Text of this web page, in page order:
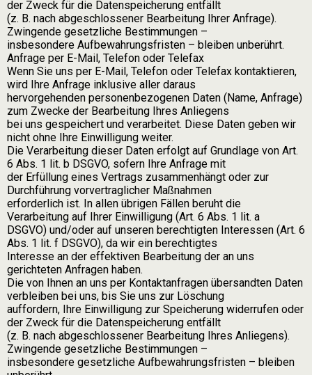
der Zweck für die Datenspeicherung entfällt
(z. B. nach abgeschlossener Bearbeitung Ihrer Anfrage).
Zwingende gesetzliche Bestimmungen –
insbesondere Aufbewahrungsfristen – bleiben unberührt.
Anfrage per E-Mail, Telefon oder Telefax
Wenn Sie uns per E-Mail, Telefon oder Telefax kontaktieren,
wird Ihre Anfrage inklusive aller daraus
hervorgehenden personenbezogenen Daten (Name, Anfrage)
zum Zwecke der Bearbeitung Ihres Anliegens
bei uns gespeichert und verarbeitet. Diese Daten geben wir
nicht ohne Ihre Einwilligung weiter.
Die Verarbeitung dieser Daten erfolgt auf Grundlage von Art.
6 Abs. 1 lit. b DSGVO, sofern Ihre Anfrage mit
der Erfüllung eines Vertrags zusammenhängt oder zur
Durchführung vorvertraglicher Maßnahmen
erforderlich ist. In allen übrigen Fällen beruht die
Verarbeitung auf Ihrer Einwilligung (Art. 6 Abs. 1 lit. a
DSGVO) und/oder auf unseren berechtigten Interessen (Art. 6
Abs. 1 lit. f DSGVO), da wir ein berechtigtes
Interesse an der effektiven Bearbeitung der an uns
gerichteten Anfragen haben.
Die von Ihnen an uns per Kontaktanfragen übersandten Daten
verbleiben bei uns, bis Sie uns zur Löschung
auffordern, Ihre Einwilligung zur Speicherung widerrufen oder
der Zweck für die Datenspeicherung entfällt
(z. B. nach abgeschlossener Bearbeitung Ihres Anliegens).
Zwingende gesetzliche Bestimmungen –
insbesondere gesetzliche Aufbewahrungsfristen – bleiben